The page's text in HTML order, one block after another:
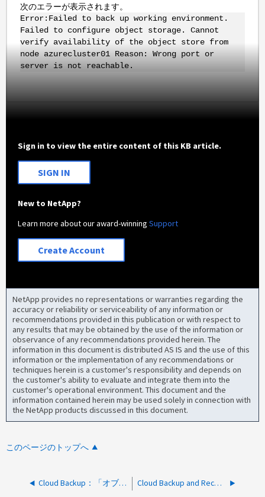
次のエラーが表示されます。
Error:Failed to back up working environment.
Failed to configure object storage. Cannot
verify availability of the object store from
node azurecluster01 Reason: Wrong port or
server is not reachable.
Sign in to view the entire content of this KB article.
SIGN IN
New to NetApp?
Learn more about our award-winningSupport
Create Account
NetApp provides no representations or warranties regarding the
accuracy or reliability or serviceability of any information or
recommendations provided in this publication or with respect to
any results that may be obtained by the use of the information or
observance of any recommendations provided herein. The
information in this document is distributed AS IS and the use of this
information or the implementation of any recommendations or
techniques herein is a customer's responsibility and depends on
the customer's ability to evaluate and integrate them into the
customer's operational environment. This document and the
information contained herein may be used solely in connection with
the NetApp products discussed in this document.
このページのトップへ
Cloud Backup：「オブジェクトストレージを設定できませんでした。オブジェクトストアが使用可能かどうかを確認できません" Cloud Backup and Recoveryが新しいコネクタで有効にならず、UIに表示されない